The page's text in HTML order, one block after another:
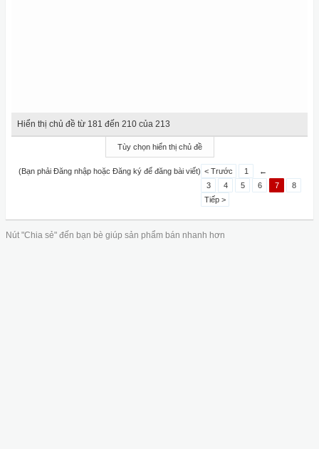
Hiển thị chủ đề từ 181 đến 210 của 213
Tùy chọn hiển thị chủ đề
(Bạn phải Đăng nhập hoặc Đăng ký để đăng bài viết) < Trước 1
←
3
4 5 6 7
8
Tiếp >
Nút "Chia sẻ" đến bạn bè giúp sản phẩm bán nhanh hơn